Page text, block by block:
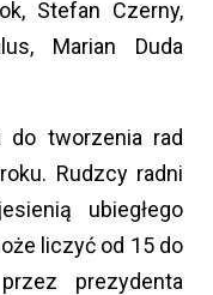
Stefan Czerny,
Marian Duda
do tworzenia rad
Rudzcy radni
ubiegłego
liczyć od 15 do
prezydenta